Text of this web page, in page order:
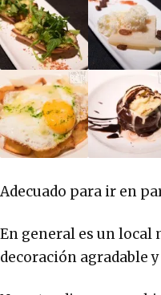
Adecuado para ir en
En general es un local
decoración agradable